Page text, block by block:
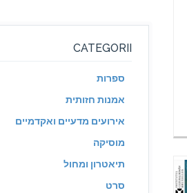
CATEGORII
ספרות
אמנות חזותית
אירועים מדעיים ואקדמיים
מוסיקה
תיאטרון ומחול
סרט